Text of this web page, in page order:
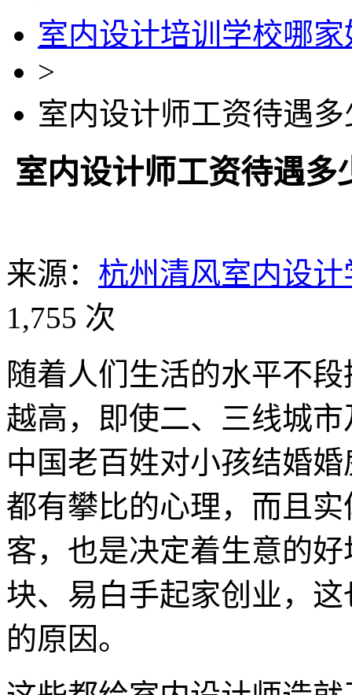
室内设计培训学校哪家
>
室内设计师工资待遇
室内设计师工资待遇
来源： 杭州清风室内设计
1,755 次
随着人们生活的水平不
越高，即使二、三线城
中国老百姓对小孩结婚
都有攀比的心理，而且
客，也是决定着生意的
块、易白手起家创业，
的原因。